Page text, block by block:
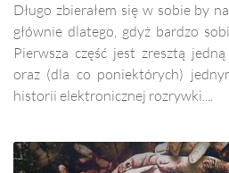
Długo zbierałem się w sobie by
głównie dlatego, gdyż bardzo
Pierwsza część jest zresztą
oraz (dla co poniektórych)
historii elektronicznej rozrywki....